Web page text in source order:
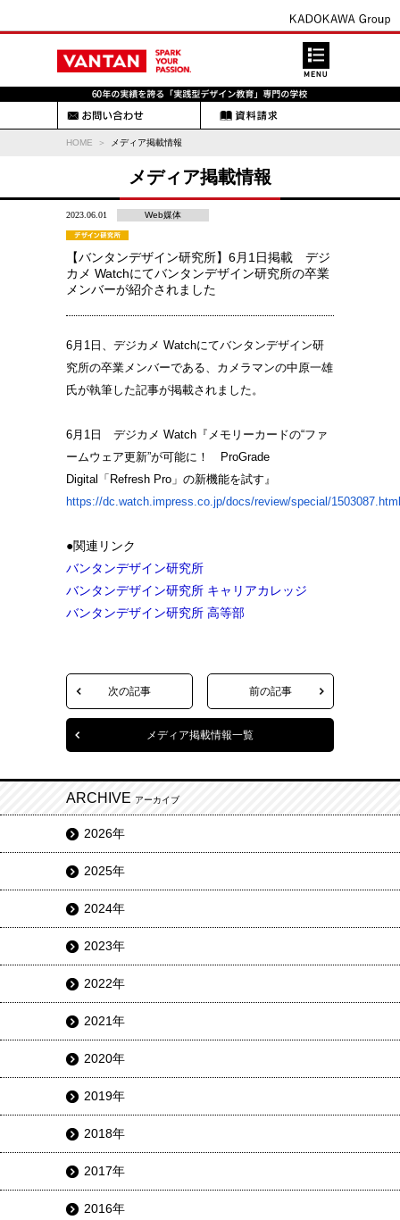
HOME メディア掲載情報
メディア掲載情報
2023.06.01 Web媒体
【バンタンデザイン研究所】6月1日掲載 デジ
カメ Watchにてバンタンデザイン研究所の卒業
メンバーが紹介されました
6月1日、デジカメ Watchにてバンタンデザイン研
究所の卒業メンバーである、カメラマンの中原一雄
氏が執筆した記事が掲載されました。
6月1日 デジカメ Watch『メモリーカードの“ファ
ームウェア更新”が可能に！ ProGrade
Digital「Refresh Pro」の新機能を試す』
https://dc.watch.impress.co.jp/docs/review/special/1503087.html
●関連リンク
バンタンデザイン研究所
バンタンデザイン研究所 キャリアカレッジ
バンタンデザイン研究所 高等部
次の記事 前の記事
メディア掲載情報一覧
ARCHIVE アーカイブ
2026年
2025年
2024年
2023年
2022年
2021年
2020年
2019年
2018年
2017年
2016年